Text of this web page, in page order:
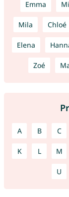
Emma
Mila Chloé
Elena
Zoé
A B C
K L M
U